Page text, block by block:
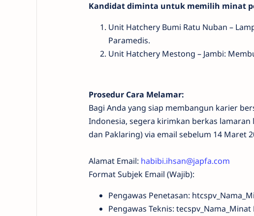
Kandidat diminta untuk memilih minat
Unit Hatchery Bumi Ratu Nuban –
Paramedis.
Unit Hatchery Mestong – Jambi:
Prosedur Cara Melamar:
Bagi Anda yang siap membangun karier
Indonesia, segera kirimkan berkas lamaran
dan Paklaring) via email sebelum 14 Maret
Alamat Email: habibi.ihsan@japfa.com
Format Subjek Email (Wajib):
Pengawas Penetasan:
Pengawas Teknis: